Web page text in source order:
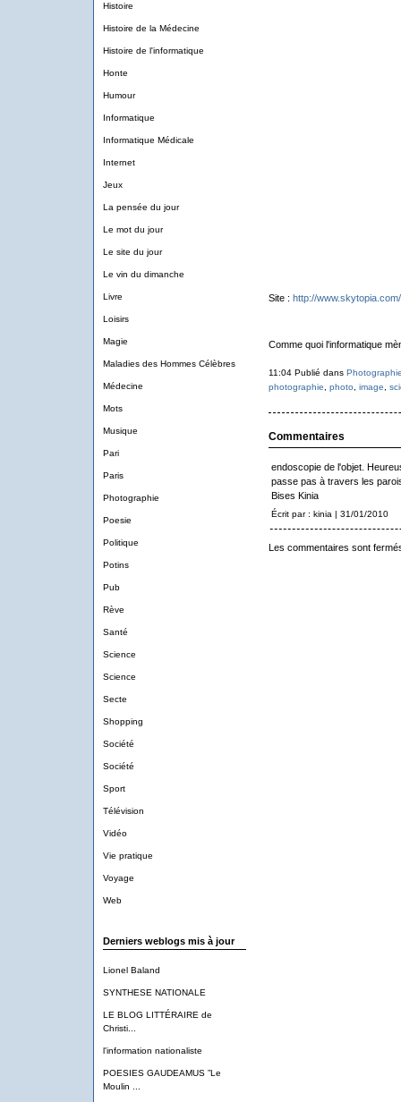
Histoire
Histoire de la Médecine
Histoire de l'informatique
Honte
Humour
Informatique
Informatique Médicale
Internet
Jeux
La pensée du jour
Le mot du jour
Le site du jour
Le vin du dimanche
Livre
Loisirs
Magie
Maladies des Hommes Célèbres
Médecine
Mots
Musique
Pari
Paris
Photographie
Poesie
Politique
Potins
Pub
Rève
Santé
Science
Science
Secte
Shopping
Société
Société
Sport
Télévision
Vidéo
Vie pratique
Voyage
Web
Derniers weblogs mis à jour
Lionel Baland
SYNTHESE NATIONALE
LE BLOG LITTÉRAIRE de
Christi...
l'information nationaliste
POESIES GAUDEAMUS ”Le
Moulin ...
Site : http://
Comme quoi l'informatique
11:04 Publié dans
photographie
photo image
Commentaires
endoscopie de l'objet.
passe pas à travers les
Bises Kinia
Écrit par : kinia | 31/01/2010
Les commentaires sont